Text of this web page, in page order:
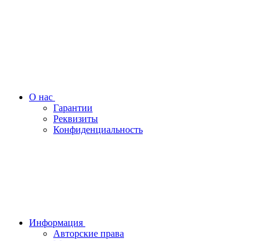
О нас
Гарантии
Реквизиты
Конфиденциальность
Информация
Авторские права